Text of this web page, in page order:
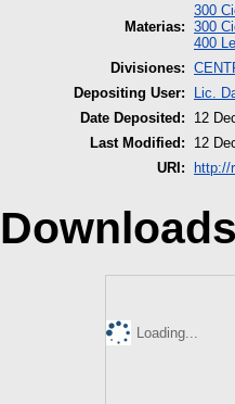
Materias:
300
300
400
Divisiones:
Depositing User:
Lic.
Date Deposited:
12
Last Modified:
12
URI:
http://
Downloads
Loading...